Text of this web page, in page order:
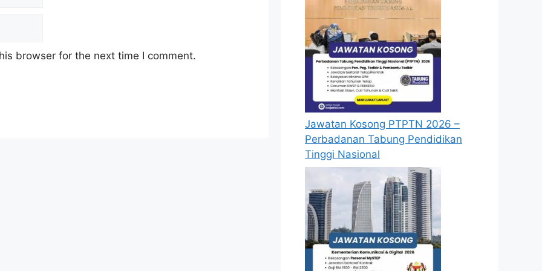
Disini)
KWSP
RM100 Untuk 3 Bulan
browser for the next time I comment.
Jawatan Kosong PTPTN 2026 –
Perbadanan Tabung Pendidikan
Tinggi Nasional